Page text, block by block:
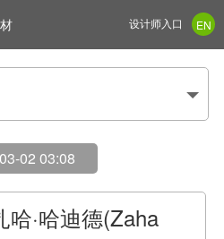
EN
设计师入口
02 03:08
·哈迪德(Zaha